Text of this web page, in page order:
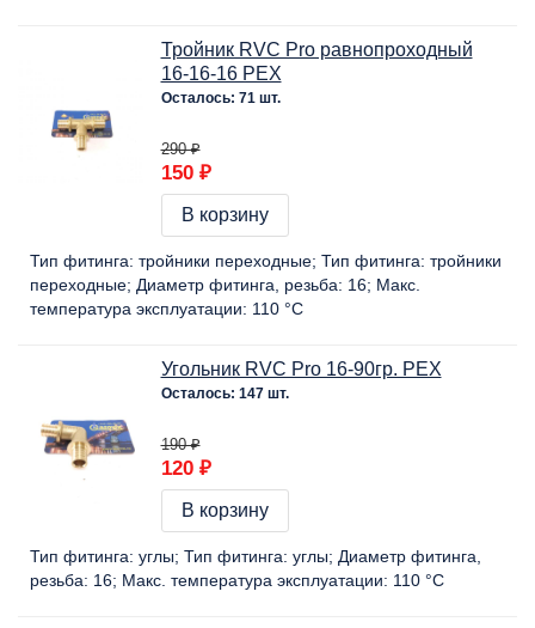
Тройник RVC Pro равнопроходный
16-16-16 PEX
Осталось: 71 шт.
290 ₽
150 ₽
В корзину
Тип фитинга: тройники переходные Тип фитинга: тройники
переходные Диаметр фитинга, резьба: 16 Макс.
температура эксплуатации: 110 °C
Угольник RVC Pro 16-90гр. PEX
Осталось: 147 шт.
190 ₽
120 ₽
В корзину
Тип фитинга: углы Тип фитинга: углы
Диаметр фитинга,
резьба: 16 Макс. температура эксплуатации: 110 °C